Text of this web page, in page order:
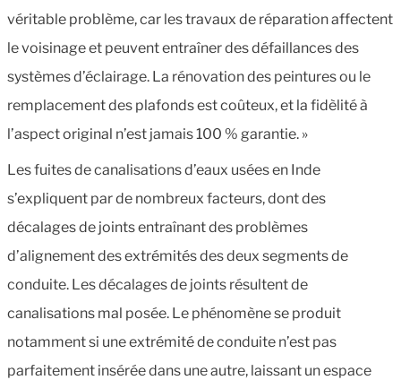
véritable problème, car les travaux de réparation affectent
le voisinage et peuvent entraîner des défaillances des
systèmes d’éclairage. La rénovation des peintures ou le
remplacement des plafonds est coûteux, et la fidèlité à
l’aspect original n’est jamais 100 % garantie. »
Les fuites de canalisations d’eaux usées en Inde
s’expliquent par de nombreux facteurs, dont des
décalages de joints entraînant des problèmes
d’alignement des extrémités des deux segments de
conduite. Les décalages de joints résultent de
canalisations mal posée. Le phénomène se produit
notamment si une extrémité de conduite n’est pas
parfaitement insérée dans une autre, laissant un espace